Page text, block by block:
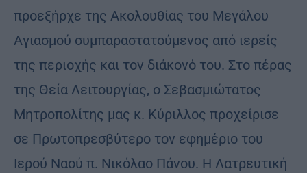
προεξήρχε της Ακολουθίας του Μεγάλου
Αγιασμού συμπαραστατούμενος από ιερείς
της περιοχής και τον διάκονό του. Στο πέρας
της Θεία Λειτουργίας, ο Σεβασμιώτατος
Μητροπολίτης μας κ. Κύριλλος προχείρισε
σε Πρωτοπρεσβύτερο τον εφημέριο του
Ιερού Ναού π. Νικόλαο Πάνου. Η Λατρευτική